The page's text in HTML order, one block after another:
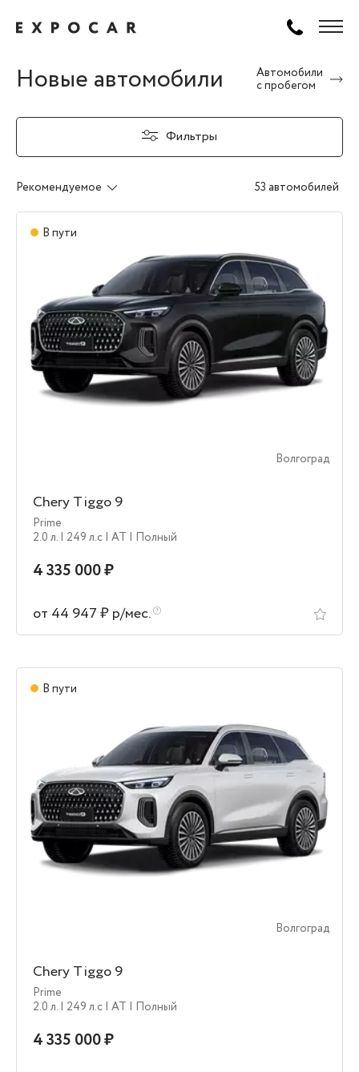
Новые автомобили
Автомобили
с пробегом
Фильтры
Рекомендуемое 53 автомобилей
В пути
Волгоград
Chery Tiggo 9
Prime
2.0 л. | 249 л.c | AT | Полный
4 335 000 ₽
от 44 947 ₽ р/мес.
В пути
Волгоград
Chery Tiggo 9
Prime
2.0 л. | 249 л.c | AT | Полный
4 335 000 ₽